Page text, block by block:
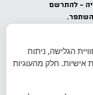
- להתרשם
לומוגרפיה
- הרשמה
הגלישה, ניתוח
אישיות. חלק מהעוגיות